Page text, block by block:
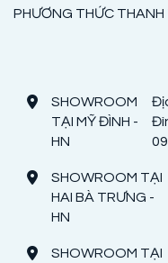
PHƯƠNG THỨC
SHOWROOM
TẠI MỸ ĐÌNH -
HN
SHOWROOM TẠI
HAI BÀ TRƯNG -
HN
SHOWROOM TẠI